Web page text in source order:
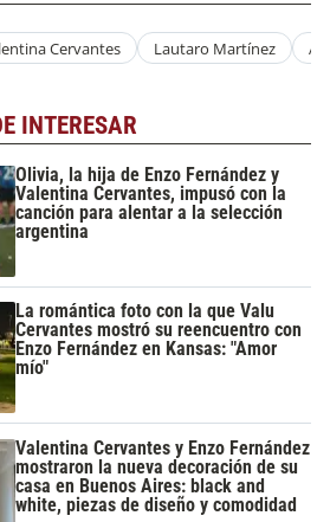
Cervantes Lautaro Martínez
INTERESAR
Olivia, la hija de Enzo Fernández y
Valentina Cervantes, impusó con la
canción para alentar a la selección
argentina
La romántica foto con la que Valu
Cervantes mostró su reencuentro con
Enzo Fernández en Kansas: "Amor
mío"
Valentina Cervantes y Enzo Fernández
mostraron la nueva decoración de su
casa en Buenos Aires: black and
white, piezas de diseño y comodidad